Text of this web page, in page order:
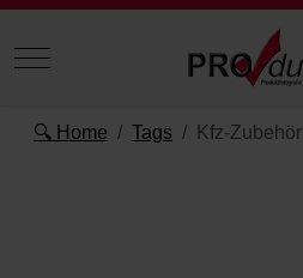
Mobile Menu Toggle
🔍 Home Tags Kfz-Zubehör